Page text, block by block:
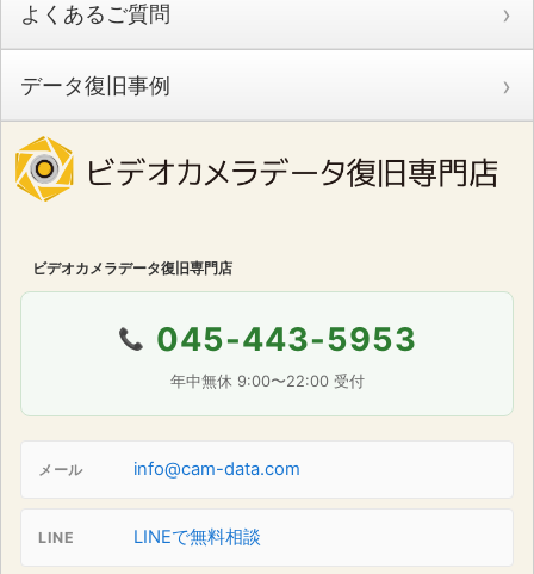
よくあるご質問
データ復旧事例
ビデオカメラデータ復旧専門店
📞 045-443-5953
年中無休 9:00〜22:00 受付
メール info@cam-data.com
LINE LINEで無料相談